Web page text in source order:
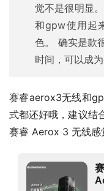
觉不是很明显
和gpw使用起
色。 确实是款
时间，可以成
赛睿aerox3无线和
式都还好哦，建议结
赛睿 Aerox 3 无线感